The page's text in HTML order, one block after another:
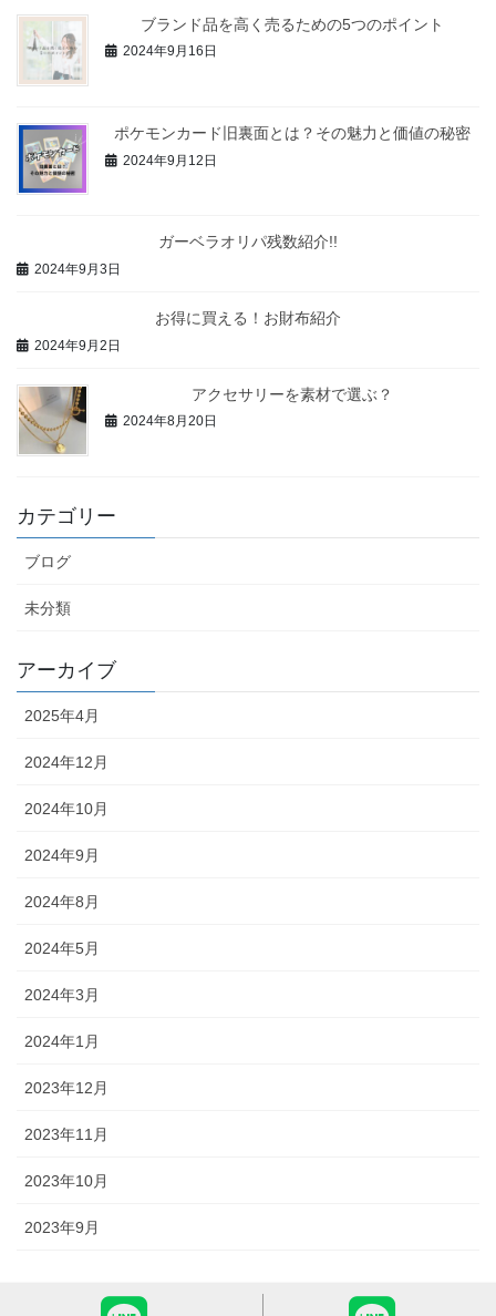
ブランド品を高く売るための5つのポイント
2024年9月16日
ポケモンカード旧裏面とは？その魅力と価値の秘密
2024年9月12日
ガーベラオリパ残数紹介!!
2024年9月3日
お得に買える！お財布紹介
2024年9月2日
アクセサリーを素材で選ぶ？
2024年8月20日
カテゴリー
ブログ
未分類
アーカイブ
2025年4月
2024年12月
2024年10月
2024年9月
2024年8月
2024年5月
2024年3月
2024年1月
2023年12月
2023年11月
2023年10月
2023年9月